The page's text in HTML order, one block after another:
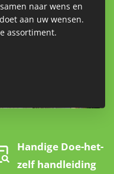
naar wens en
aan uw wensen.
assortiment.
Handige Doe-het-
zelf handleiding